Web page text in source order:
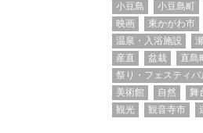
小豆島
小豆島町
映画
東かがわ市
温泉・入浴施設
産直
盆栽 直島
祭り・フェスティバ
美術館
自然 舞
観光
観音寺市